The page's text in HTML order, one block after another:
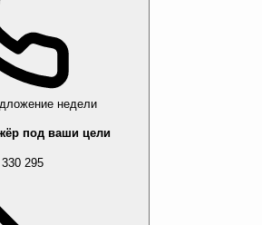
недели
под ваши цели
295